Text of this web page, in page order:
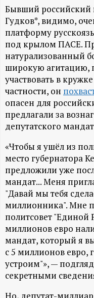
Н
-
и
н
ф
о
р
м
а
ц
и
о
Бывший российский
Гудков*, видимо,
платформу
под крылом ПАСЕ.
натурализованный
широкую агитацию,
участвовать в
частности, он
опасен для
предлагали за
депутатского
«Чтобы я ушёл из
место губернатора
предложили уже
мандат... Меня
"Давай мы тебя
миллионника". Мне
политсовет "Единой
миллионов евро
мандат, который я
с 5 миллионов евро,
устроим"», —
секретными
Но, депутат-